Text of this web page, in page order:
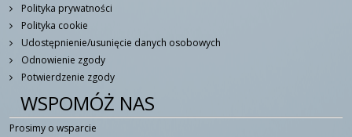
Polityka prywatności
Polityka cookie
Udostępnienie/usunięcie danych osobowych
Odnowienie zgody
Potwierdzenie zgody
WSPOMÓŻ NAS
Prosimy o wsparcie